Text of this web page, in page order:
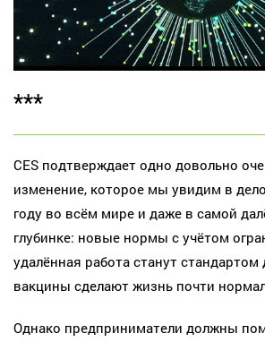
***
CES подтверждает одно довольно
изменение, которое мы увидим в
году во всём мире и даже в самой
глубинке: новые нормы с учётом
удалённая работа станут стандартом
вакцины сделают жизнь почти
Однако предприниматели должны